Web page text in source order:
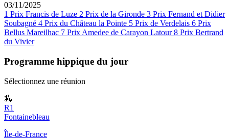
03/11/2025
1 Prix Francis de Luze 2 Prix de la Gironde 3 Prix Fernand et Didier
Soubagné 4 Prix du Château la Pointe 5 Prix de Verdelais 6 Prix
Bellus Mareilhac 7 Prix Amedee de Carayon Latour 8 Prix Bertrand
du Vivier
Programme hippique du jour
Sélectionnez une réunion
🏇
R1
Fontainebleau
Île-de-France